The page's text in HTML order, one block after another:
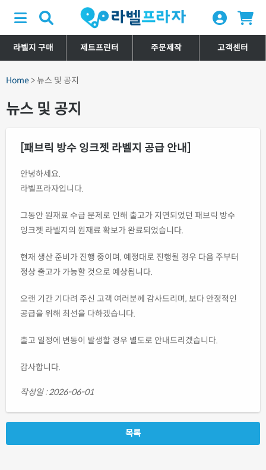
라벨지 구매 제트프린터 주문제작 고객센터
Home > 뉴스 및 공지
뉴스 및 공지
[패브릭 방수 잉크젯 라벨지 공급 안내]
안녕하세요.
라벨프라자입니다.
그동안 원재료 수급 문제로 인해 출고가 지연되었던 패브릭 방수
잉크젯 라벨지의 원재료 확보가 완료되었습니다.
현재 생산 준비가 진행 중이며, 예정대로 진행될 경우 다음 주부터
정상 출고가 가능할 것으로 예상됩니다.
오랜 기간 기다려 주신 고객 여러분께 감사드리며, 보다 안정적인
공급을 위해 최선을 다하겠습니다.
출고 일정에 변동이 발생할 경우 별도로 안내드리겠습니다.
감사합니다.
작성일 : 2026-06-01
목록